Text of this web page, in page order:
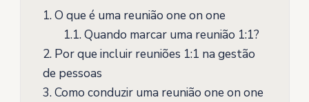
1.O que é uma reunião one on one
1.1.Quando marcar uma reunião 1:1?
2.Por que incluir reuniões 1:1 na gestão
de pessoas
3.Como conduzir uma reunião one on one